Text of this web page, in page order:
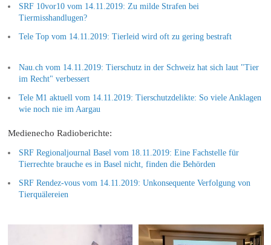
SRF 10vor10 vom 14.11.2019: Zu milde Strafen bei
Tiermisshandlugen?
Tele Top vom 14.11.2019: Tierleid wird oft zu gering bestraft
Nau.ch vom 14.11.2019: Tierschutz in der Schweiz hat sich laut "Tier
im Recht" verbessert
Tele M1 aktuell vom 14.11.2019: Tierschutzdelikte: So viele Anklagen
wie noch nie im Aargau
Medienecho Radioberichte:
SRF Regionaljournal Basel vom 18.11.2019: Eine Fachstelle für
Tierrechte brauche es in Basel nicht, finden die Behörden
SRF Rendez-vous vom 14.11.2019: Unkonsequente Verfolgung von
Tierquälereien